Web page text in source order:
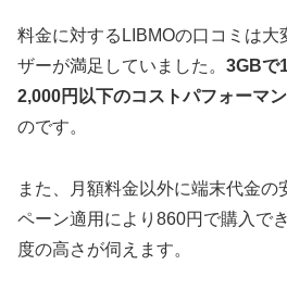
料金に対するLIBMOの口コミは大
ザーが満足していました。 3GBで
2,000円以下のコストパフォーマ
のです。
また、月額料金以外に端末代金の
ペーン適用により860円で購入で
度の高さが伺えます。